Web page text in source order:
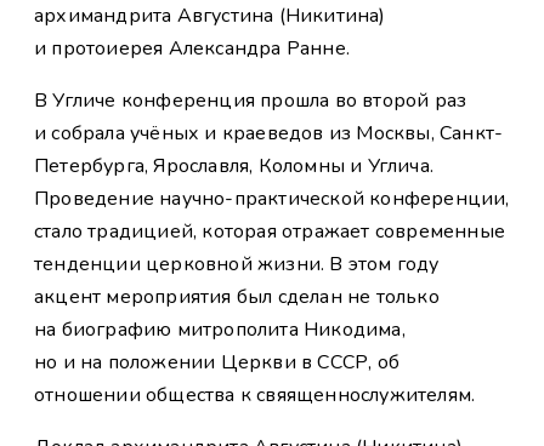
архимандрита Августина (Никитина)
и протоиерея Александра Ранне.
В Угличе конференция прошла во второй раз
и собрала учёных и краеведов из Москвы, Санкт-
Петербурга, Ярославля, Коломны и Углича.
Проведение научно-практической конференции,
стало традицией, которая отражает современные
тенденции церковной жизни. В этом году
акцент мероприятия был сделан не только
на биографию митрополита Никодима,
но и на положении Церкви в СССР, об
отношении общества к свяященнослужителям.